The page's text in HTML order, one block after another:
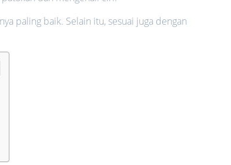
paling baik. Selain itu, sesuai juga dengan